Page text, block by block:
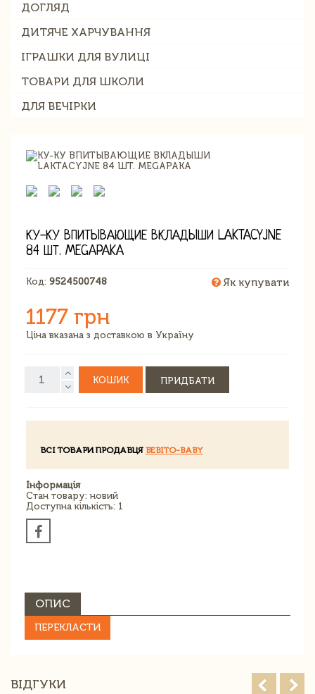
ДОГЛЯД
ДИТЯЧЕ ХАРЧУВАННЯ
ІГРАШКИ ДЛЯ ВУЛИЦІ
ТОВАРИ ДЛЯ ШКОЛИ
ДЛЯ ВЕЧІРКИ
КУ-КУ ВПИТЫВАЮЩИЕ ВКЛАДЫШИ LAKTACYJNE
84 ШТ. MEGAPAKA
Код: 9524500748 Як купувати
1177 грн
Ціна вказана з доставкою в Україну
КОШИК ПРИДБАТИ
ВСІ ТОВАРИ ПРОДАВЦЯ BEBITO-BABY
Інформація
Стан товару: новий
Доступна кількість: 1
ОПИС
ПЕРЕКЛАСТИ
ВІДГУКИ